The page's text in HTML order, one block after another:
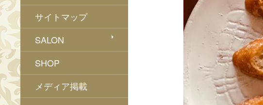
サイトマップ
SALON
SHOP
メディア掲載